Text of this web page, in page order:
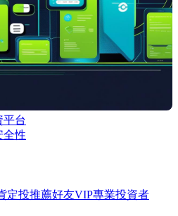
平台
全性
定投推薦好友VIP專業投資者